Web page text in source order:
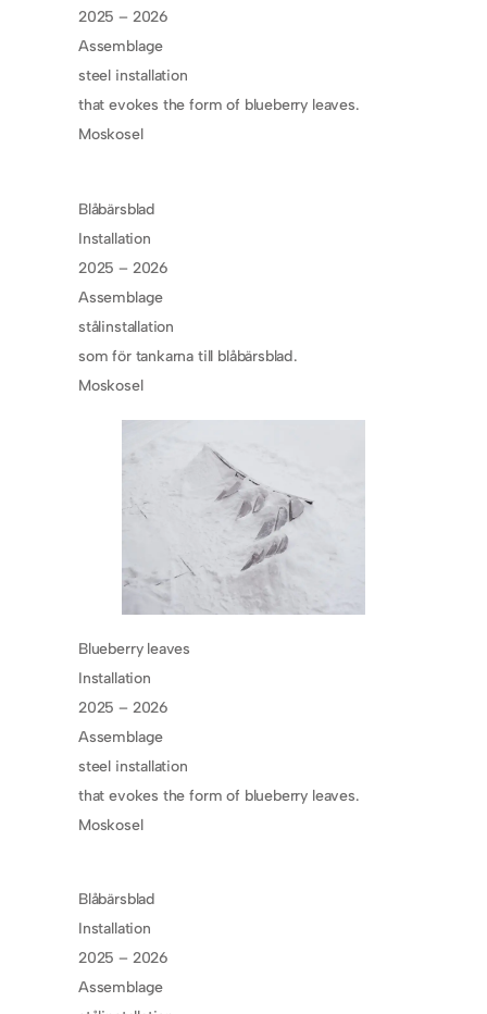
2025 – 2026
Assemblage
steel installation
that evokes the form of blueberry leaves.
Moskosel
Blåbärsblad
Installation
2025 – 2026
Assemblage
stålinstallation
som för tankarna till blåbärsblad.
Moskosel
Blueberry leaves
Installation
2025 – 2026
Assemblage
steel installation
that evokes the form of blueberry leaves.
Moskosel
Blåbärsblad
Installation
2025 – 2026
Assemblage